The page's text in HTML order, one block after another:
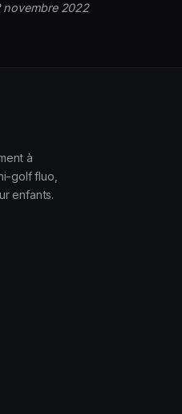
novembre 2022
à
golf fluo,
enfants.